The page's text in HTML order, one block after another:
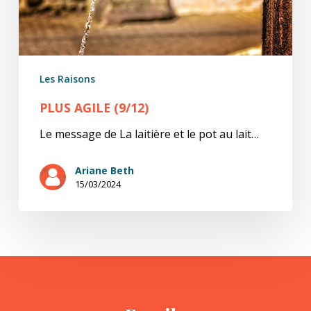
Les Raisons
PLUS AGILE (9/12)
Le message de La laitière et le pot au lait…
Ariane Beth
15/03/2024